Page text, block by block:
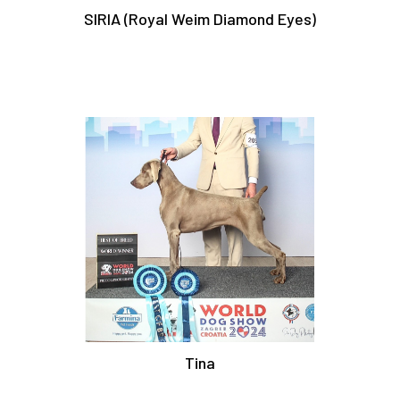
SIRIA (Royal Weim Diamond Eyes)
Tina